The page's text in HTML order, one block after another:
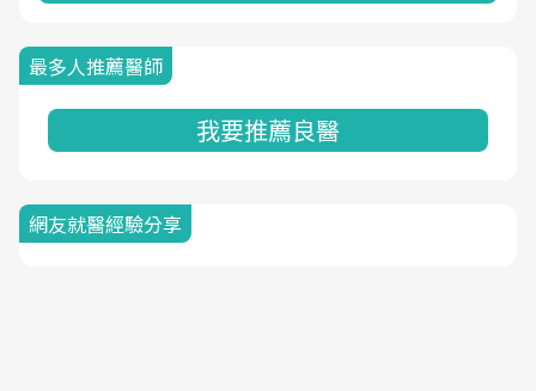
最多人推薦醫師
我要推薦良醫
網友就醫經驗分享